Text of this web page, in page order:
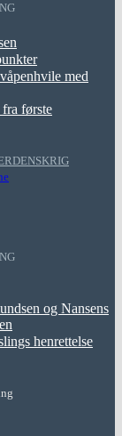
med
første
og Nansens
henrettelse